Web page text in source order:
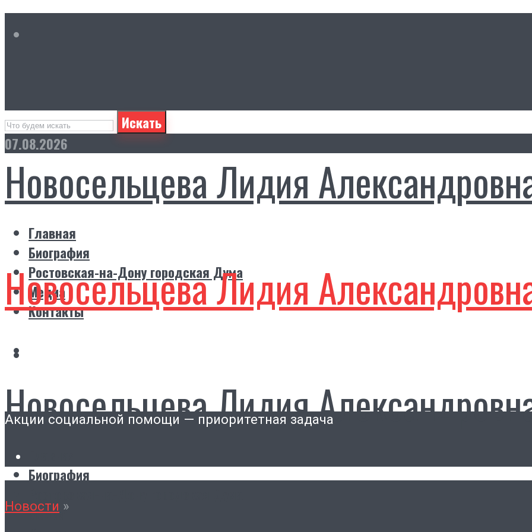
Искать
07.08.2026
Новосельцева Лидия
Главная
Биография
Ростовская-на-Дону городская Дума
Медиа
Контакты
Новосельцева Лидия
Новосельцева Лидия
Биография
Медиа
Акции социальной помощи — приоритетная задача
Новости »